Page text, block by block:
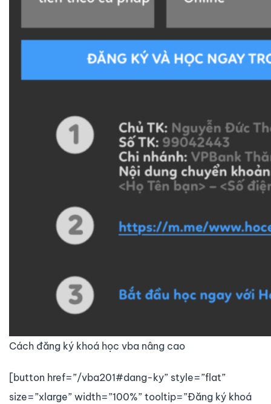
Cách đăng ký khoá học vba nâng cao
[button href=”/vba201#dang-ky” style=”flat”
size=”xlarge” width=”100%” tooltip=”Đăng ký khoá